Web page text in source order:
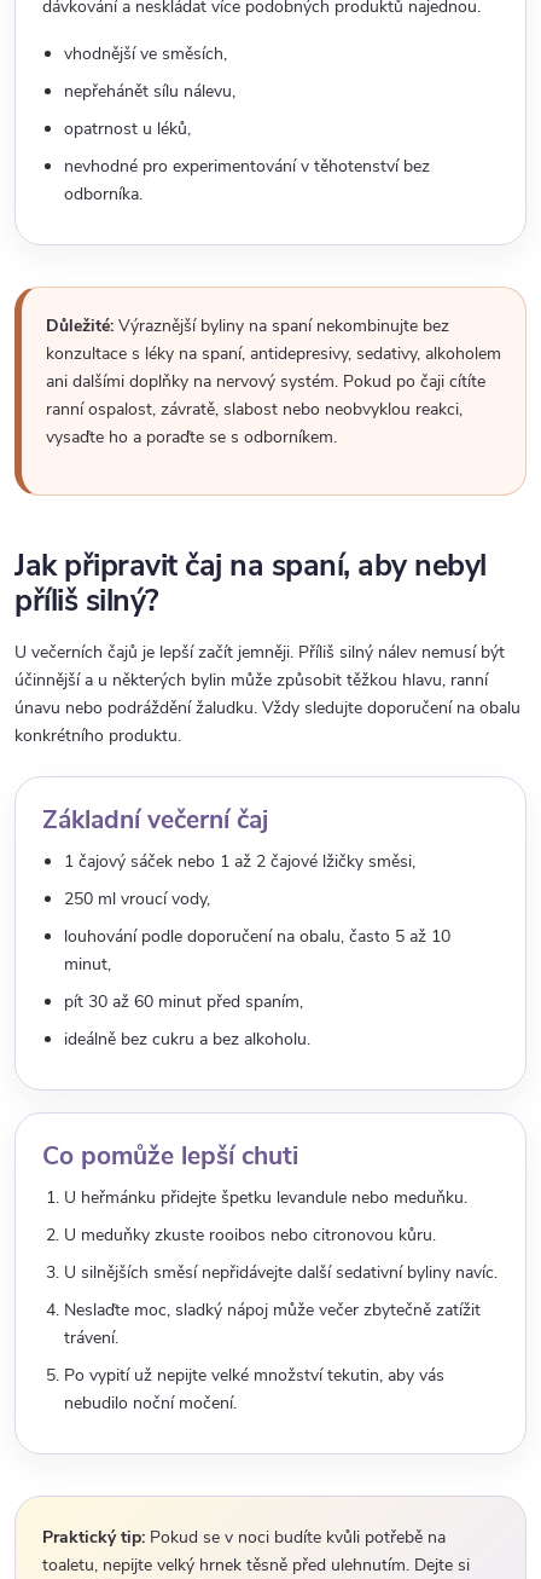
dávkování a neskládat více podobných produktů najednou.
vhodnější ve směsích,
nepřehánět sílu nálevu,
opatrnost u léků,
nevhodné pro experimentování v těhotenství bez
odborníka.
Důležité: Výraznější byliny na spaní nekombinujte bez
konzultace s léky na spaní, antidepresivy, sedativy, alkoholem
ani dalšími doplňky na nervový systém. Pokud po čaji cítíte
ranní ospalost, závratě, slabost nebo neobvyklou reakci,
vysaďte ho a poraďte se s odborníkem.
Jak připravit čaj na spaní, aby nebyl
příliš silný?
U večerních čajů je lepší začít jemněji. Příliš silný nálev nemusí být
účinnější a u některých bylin může způsobit těžkou hlavu, ranní
únavu nebo podráždění žaludku. Vždy sledujte doporučení na obalu
konkrétního produktu.
Základní večerní čaj
1 čajový sáček nebo 1 až 2 čajové lžičky směsi,
250 ml vroucí vody,
louhování podle doporučení na obalu, často 5 až 10
minut,
pít 30 až 60 minut před spaním,
ideálně bez cukru a bez alkoholu.
Co pomůže lepší chuti
U heřmánku přidejte špetku levandule nebo meduňku.
U meduňky zkuste rooibos nebo citronovou kůru.
U silnějších směsí nepřidávejte další sedativní byliny navíc.
Neslaďte moc, sladký nápoj může večer zbytečně zatížit
trávení.
Po vypití už nepijte velké množství tekutin, aby vás
nebudilo noční močení.
Praktický tip: Pokud se v noci budíte kvůli potřebě na
toaletu, nepijte velký hrnek těsně před ulehnutím. Dejte si